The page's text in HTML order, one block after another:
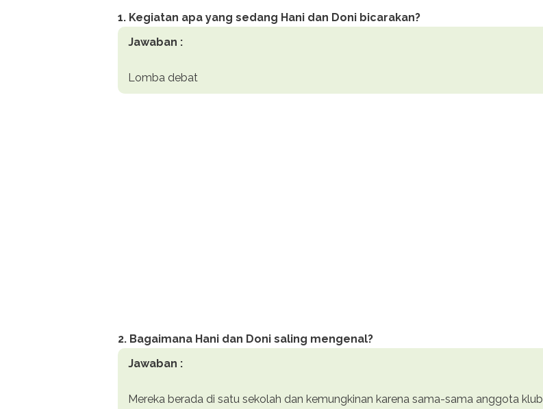
1. Kegiatan apa yang sedang Hani dan Doni bicarakan?
Jawaban :
Lomba debat
2. Bagaimana Hani dan Doni saling mengenal?
Jawaban :
Mereka berada di satu sekolah dan kemungkinan karena sama-sama anggota klub